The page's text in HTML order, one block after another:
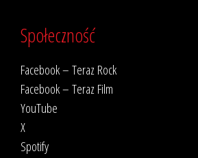
Społeczność
Facebook – Teraz Rock
Facebook – Teraz Film
YouTube
X
Spotify